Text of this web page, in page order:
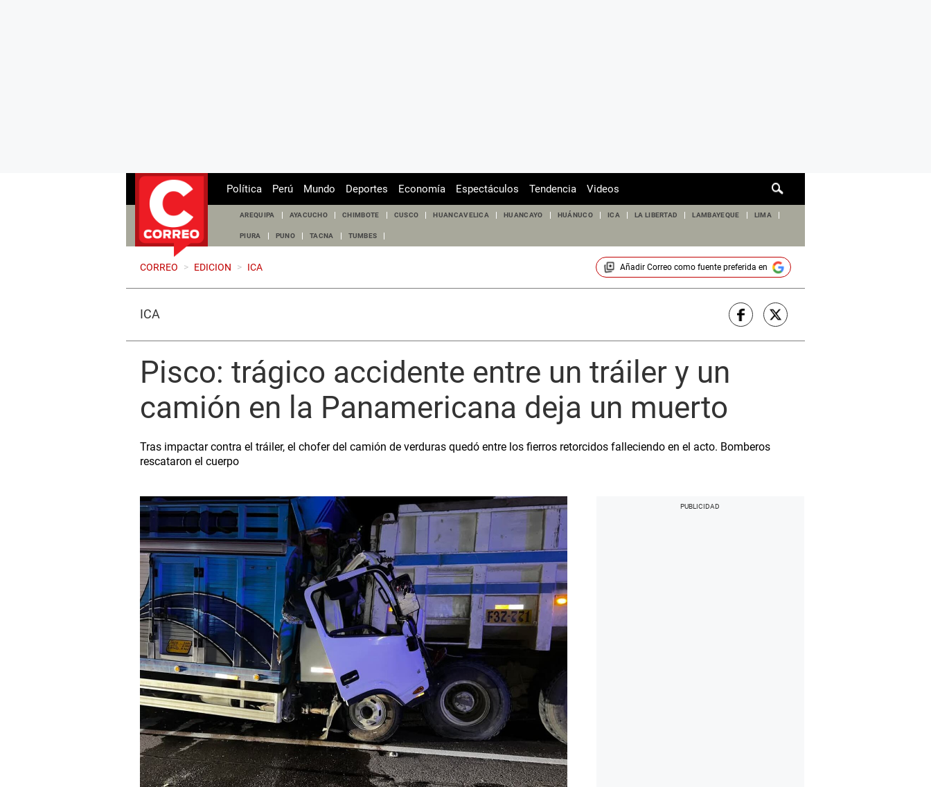
de
Política Perú Mundo Deportes Economía Espectáculos Tendencia Videos
AREQUIPA AYACUCHO CHIMBOTE CUSCO HUANCAVELICA HUANCAYO HUÁNUCO ICA LA LIBERTAD LAMBAYEQUE LIMA
PIURA PUNO TACNA TUMBES
CORREO > EDICION > ICA Añadir Correocomo fuente preferida en
ICA
Pisco: trágico accidente entre un tráiler y un
camión en la Panamericana deja un muerto
Tras impactar contra el tráiler, el chofer del camión de verduras quedó entre los fierros retorcidos falleciendo en el acto. Bomberos
rescataron el cuerpo